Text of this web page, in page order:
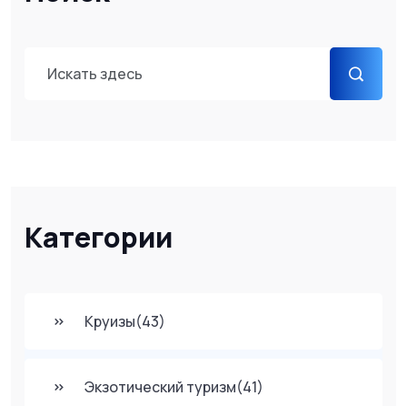
Категории
Круизы(43)
Экзотический туризм(41)